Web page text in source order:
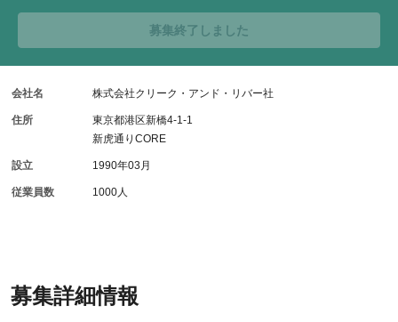
募集詳細情報
募集終了しました
会社名 株式会社クリーク・アンド・リバー社
住所
東京都港区新橋4-1-1
新虎通りCORE
設立 1990年03月
従業員数 1000人